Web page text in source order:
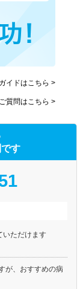
イドはこちら >
質問はこちら >
す
いただけます
が、おすすめの病